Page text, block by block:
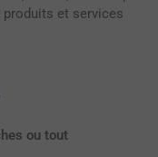
et services
ou tout